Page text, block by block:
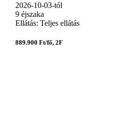
2026-10-03-tól
9 éjszaka
Ellátás: Teljes ellátás
889.900 Ft/fő, 2F